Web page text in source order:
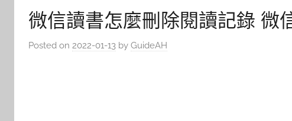
微信讀書怎麼刪除閱讀記錄 微
Posted on 2022-01-13 by GuideAH